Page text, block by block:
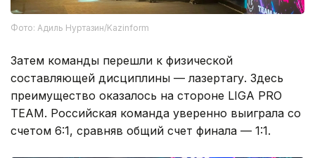
Фото: Адиль Нуртазин/Kazinform
Затем команды перешли к физической
составляющей дисциплины — лазертагу. Здесь
преимущество оказалось на стороне LIGA PRO
TEAM. Российская команда уверенно выиграла со
счетом 6:1, сравняв общий счет финала — 1:1.